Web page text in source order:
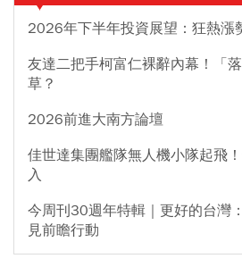
2026年下半年投資展望：狂熱漲
友達二把手柯富仁裸辭內幕！「
草？
2026前進大南方論壇
佳世達集團艦隊無人機小隊起飛
入
今周刊30週年特輯｜更好的台灣
見前瞻行動